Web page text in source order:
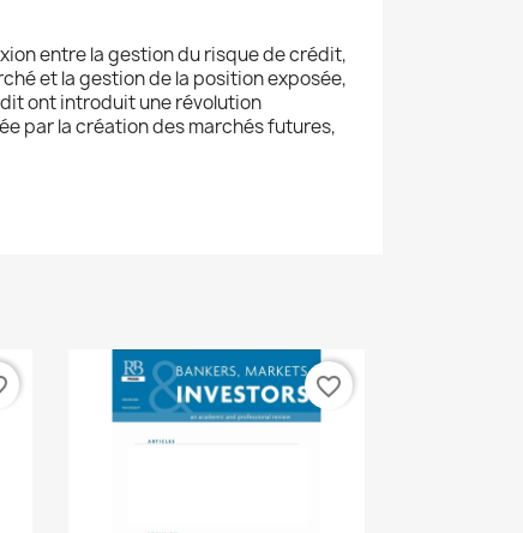
entre la gestion du risque de crédit,
et la gestion de la position exposée,
ont introduit une révolution
par la création des marchés futures,
favorite_border